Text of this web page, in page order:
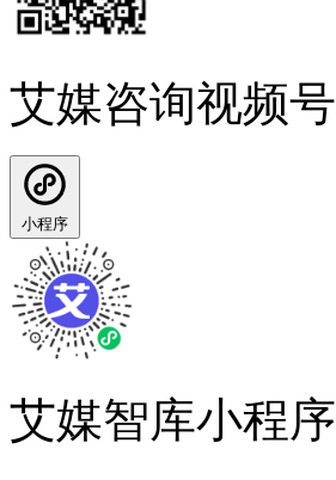
艾媒咨询视频号
小程序
艾媒智库小程序